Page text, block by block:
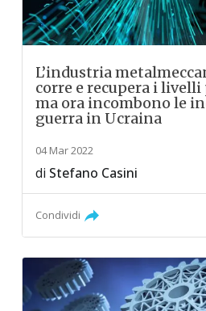
L’industria
corre e recupera i
ma ora incombono le
guerra in Ucraina
04 Mar 2022
di Stefano Casini
Condividi